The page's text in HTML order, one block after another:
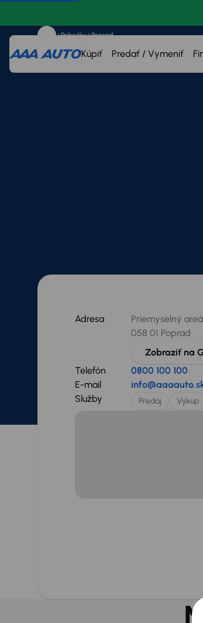
Kúpiť Predať / Vymeniť
Pobočky Poprad
Adresa
Priemyselný
058 01 Poprad
Zobraziť na
Telefón
0800 100 100
E-mail
Služby
Predaj Výkup